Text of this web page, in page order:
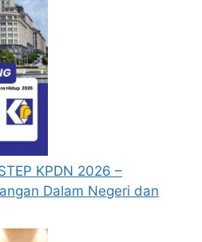
KPDN 2026 –
Dalam Negeri dan